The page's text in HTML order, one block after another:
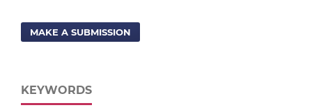
MAKE A SUBMISSION
KEYWORDS